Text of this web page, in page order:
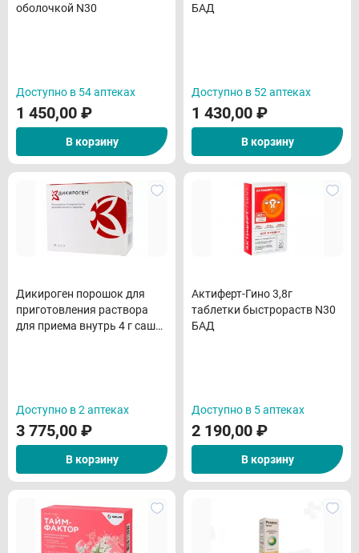
оболочкой N30
Доступно в 54 аптеках
1 450,00 ₽
В корзину
БАД
Доступно в 52 аптеках
1 430,00 ₽
В корзину
Дикироген порошок для
приготовления раствора
для приема внутрь 4 г саше
Доступно в 2 аптеках
3 775,00 ₽
В корзину
Актиферт-Гино 3,8г
таблетки быстрораств N30
БАД
Доступно в 5 аптеках
2 190,00 ₽
В корзину